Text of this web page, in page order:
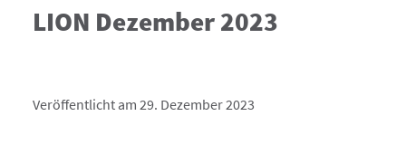
LION Dezember 2023
Veröffentlicht am 29. Dezember 2023